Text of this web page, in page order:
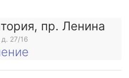
пр. Ленина
д. 27/16